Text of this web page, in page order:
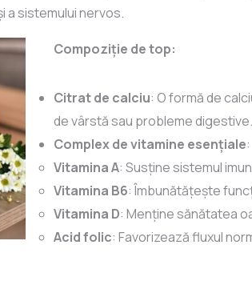
a sistemului nervos.
Compoziție de top:
Citrat de calciu: O formă de
de vârstă sau probleme digestive.
Complex de vitamine esențiale:
Vitamina A: Susține sistemul
Vitamina B6: Îmbunătățește
Vitamina D: Menține sănătatea
Acid folic: Favorizează fluxul